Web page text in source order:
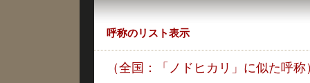
呼称のリスト表示
（全国：「ノドヒカリ」に似た呼称